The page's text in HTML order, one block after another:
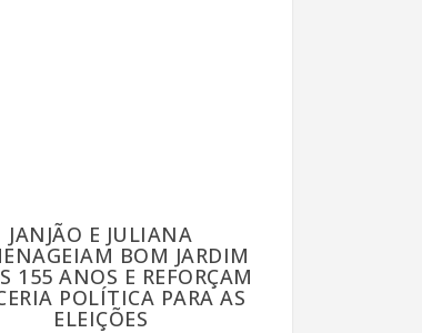
JANJÃO E JULIANA
BOM JARDIM
155 ANOS E REFORÇAM
POLÍTICA PARA AS
ELEIÇÕES